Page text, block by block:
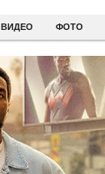
ВИДЕО ФОТО